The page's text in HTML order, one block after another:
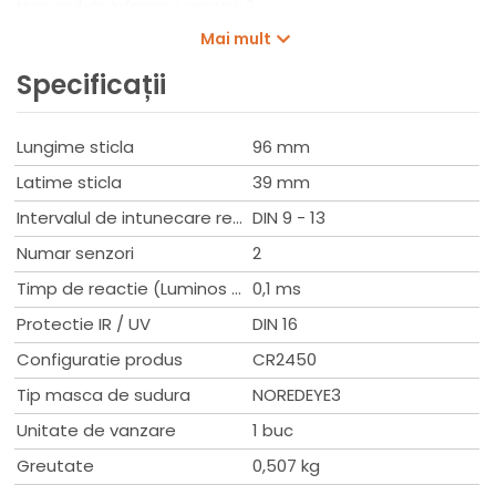
Temperatura de operare: -10 °C - +60 °C
Intunericul fundamental: DIN 4
Intunericul de sudura: DIN 9-13
Intarziere reglabila: 0.1 -1.0 sec
Alimentare: Solara + Li-Ion
Power On/Off: Auto
Protectie UV/IR: DIN 16
Clasificari: 4/5-8/9-13 YXE 1/1/1/2/379
Greutate: 507 gr
Mai mult
Specificații
Lungime sticla
96 mm
Latime sticla
39 mm
Intervalul de intunecare reglabil DIN 9 - 13
Numar senzori
2
Timp de reactie (Luminos - Intuneric) 0,1 ms
Protectie IR / UV
DIN 16
Configuratie produs
CR2450
Tip masca de sudura
NOREDEYE3
Unitate de vanzare
1 buc
Greutate
0,507 kg